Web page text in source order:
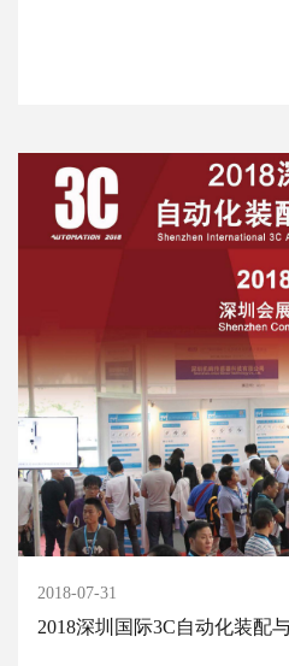
2018-07-31
2018深圳国际3C自动化装配